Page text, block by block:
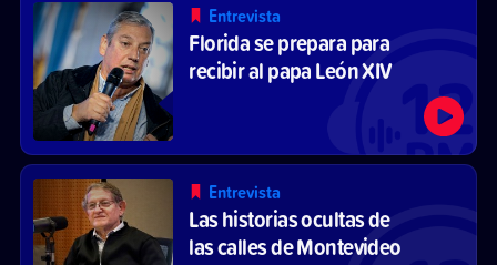
Entrevista
Florida se prepara para
recibir al papa León XIV
Entrevista
Las historias ocultas de
las calles de Montevideo